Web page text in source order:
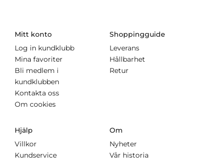
Mitt konto
Log in kundklubb
Mina favoriter
Bli medlem i
kundklubben
Kontakta oss
Om cookies
Shoppingguide
Leverans
Hållbarhet
Retur
Hjälp
Villkor
Kundservice
Om
Nyheter
Vår historia